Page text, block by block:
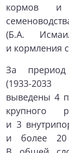
кормов и
(Б.А.
и кормления
За прериод
(1933-2033
выведены 4
крупного
и 3
и более 20